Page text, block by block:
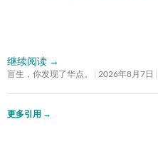
继续阅读 →
盲生，你发现了华点。 2026年8月7日
更多引用 →